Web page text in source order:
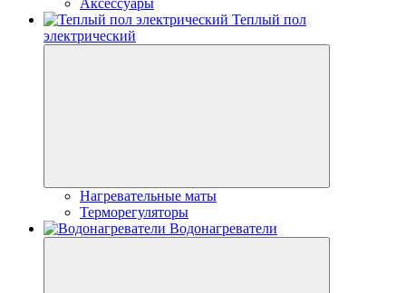
Теплый пол
электрический
Нагревательные маты
Терморегуляторы
Водонагреватели